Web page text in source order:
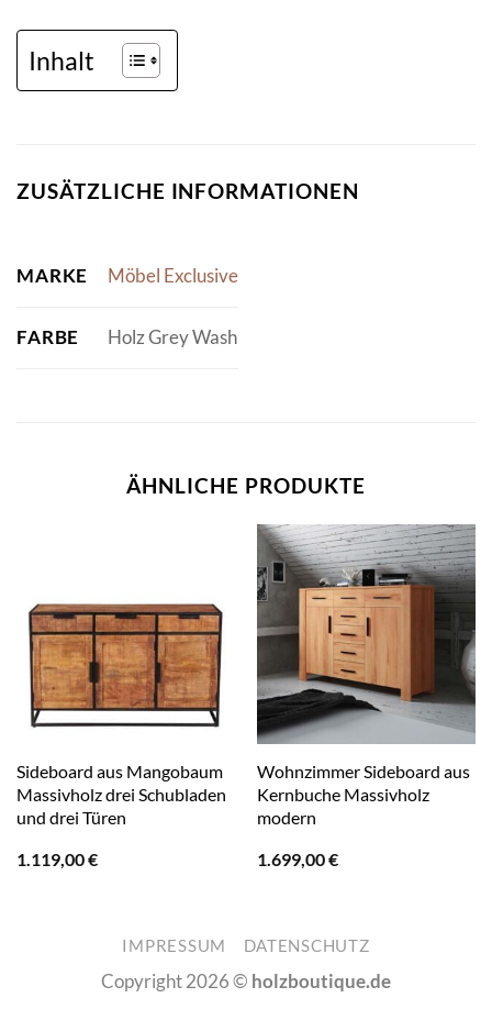
Inhalt
ZUSÄTZLICHE INFORMATIONEN
MARKE Möbel Exclusive
FARBE Holz Grey Wash
ÄHNLICHE PRODUKTE
Sideboard aus Mangobaum
Massivholz drei Schubladen
und drei Türen
1.119,00€
Wohnzimmer Sideboard aus
Kernbuche Massivholz
modern
1.699,00€
IMPRESSUM DATENSCHUTZ
Copyright 2026 © holzboutique.de